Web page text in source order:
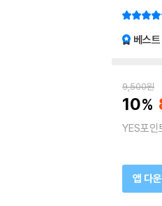
베스트
9,500원
10
YES포인
앱 다